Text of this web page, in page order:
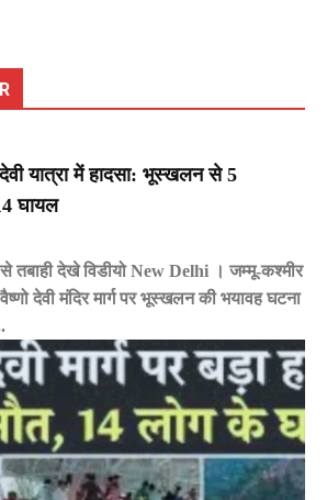
यात्रा में हादसा: भूस्खलन से 5
घायल
तबाही देखे विडीयो New Delhi । जम्मू-कश्मीर
देवी मंदिर मार्ग पर भूस्खलन की भयावह घटना